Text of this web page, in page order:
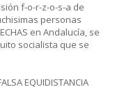
f-o-r-z-o-s-a de
personas
en Andalucía, se
socialista que se
EQUIDISTANCIA